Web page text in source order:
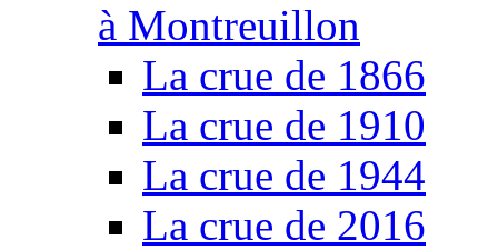
à Montreuillon
La crue de 1866
La crue de 1910
La crue de 1944
La crue de 2016